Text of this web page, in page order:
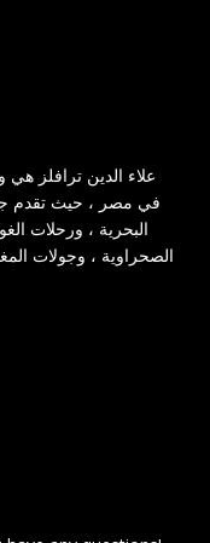
علاء الدين ترافلز
في مصر ، حيث تقدم
البحرية ، ورحلات
الصحراوية ، وجولات